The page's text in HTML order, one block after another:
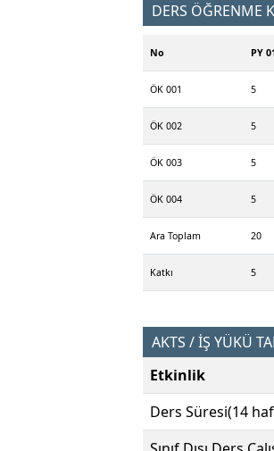
DERS ÖĞRENME
No PY
ÖK 001 5
ÖK 002 5
ÖK 003 5
ÖK 004 5
Ara Toplam 20
Katkı 5
AKTS / İŞ YÜKÜ
Etkinlik
Ders Süresi(14